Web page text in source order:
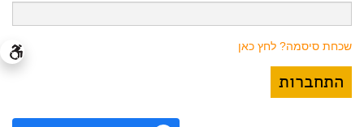
שכחת סיסמה? לחץ כאן